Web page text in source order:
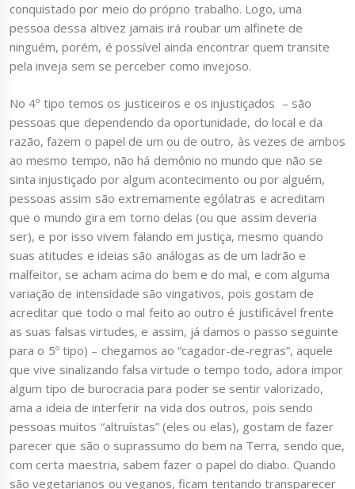
conquistado por meio do próprio trabalho. Logo, uma
pessoa dessa altivez jamais irá roubar um alfinete de
ninguém, porém, é possível ainda encontrar quem transite
pela inveja sem se perceber como invejoso.
No 4º tipo temos os justiceiros e os injustiçados – são
pessoas que dependendo da oportunidade, do local e da
razão, fazem o papel de um ou de outro, às vezes de ambos
ao mesmo tempo, não há demônio no mundo que não se
sinta injustiçado por algum acontecimento ou por alguém,
pessoas assim são extremamente ególatras e acreditam
que o mundo gira em torno delas (ou que assim deveria
ser), e por isso vivem falando em justiça, mesmo quando
suas atitudes e ideias são análogas as de um ladrão e
malfeitor, se acham acima do bem e do mal, e com alguma
variação de intensidade são vingativos, pois gostam de
acreditar que todo o mal feito ao outro é justificável frente
as suas falsas virtudes, e assim, já damos o passo seguinte
para o 5º tipo) – chegamos ao “cagador-de-regras”, aquele
que vive sinalizando falsa virtude o tempo todo, adora impor
algum tipo de burocracia para poder se sentir valorizado,
ama a ideia de interferir na vida dos outros, pois sendo
pessoas muitos “altruístas” (eles ou elas), gostam de fazer
parecer que são o suprassumo do bem na Terra, sendo que,
com certa maestria, sabem fazer o papel do diabo. Quando
são vegetarianos ou veganos, ficam tentando transparecer